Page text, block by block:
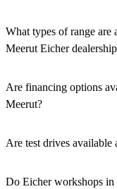
via our website, or visit
What types of range
Meerut Eicher
trucks, and refrigerated
our Eicher Small Trucks
Are financing options
Meerut?
solutions for both new
Are test drives
available at all
Do Eicher workshops in